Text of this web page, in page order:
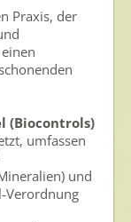
Praxis, der
(Biocontrols)
umfassen
und
Verordnung